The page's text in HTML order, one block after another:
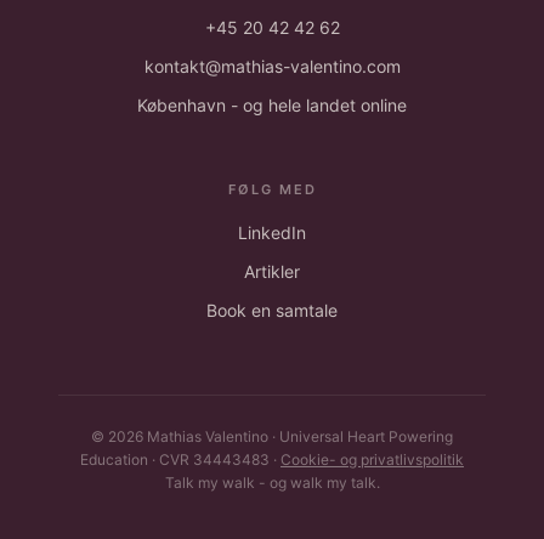
+45 20 42 42 62
kontakt@mathias-valentino.com
København - og hele landet online
FØLG MED
LinkedIn
Artikler
Book en samtale
© 2026 Mathias Valentino · Universal Heart Powering
Education · CVR 34443483 · Cookie- og privatlivspolitik
Talk my walk - og walk my talk.